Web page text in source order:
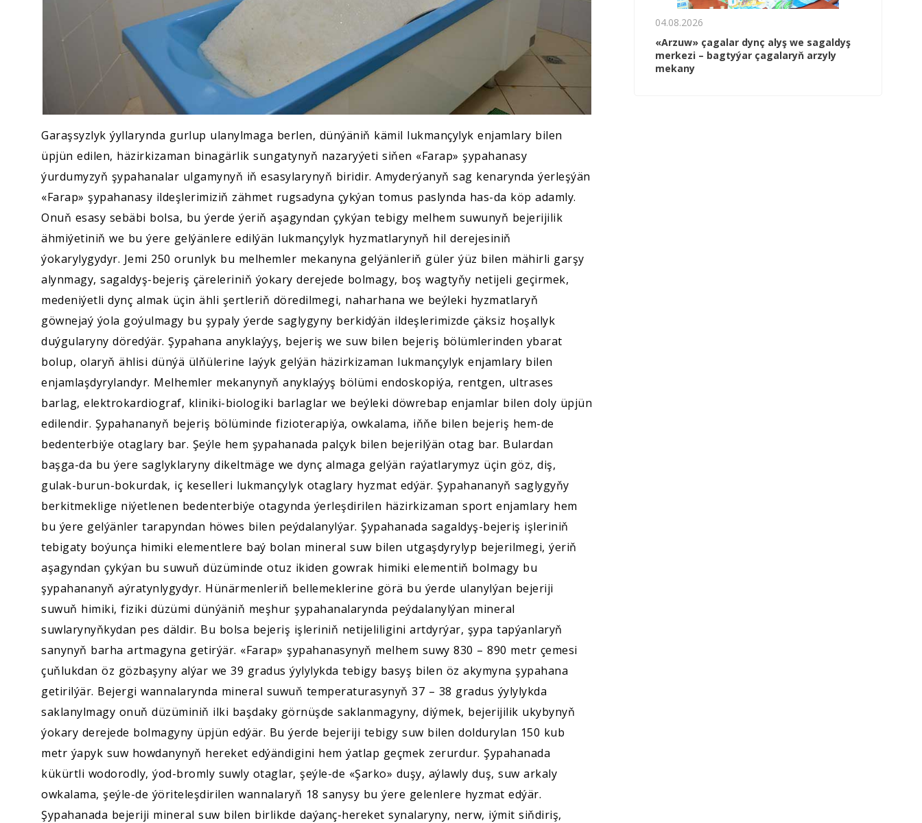
Garaşsyzlyk ýyllarynda gurlup ulanylmaga berlen, dünýäniň kämil lukmançylyk enjamlary bilen
üpjün edilen, häzirkizaman binagärlik sungatynyň nazaryýeti siňen «Farap» şypahanasy
ýurdumyzyň şypahanalar ulgamynyň iň esasylarynyň biridir. Amyderýanyň sag kenarynda ýerleşýän
«Farap» şypahanasy ildeşlerimiziň zähmet rugsadyna çykýan tomus paslynda has-da köp adamly.
Onuň esasy sebäbi bolsa, bu ýerde ýeriň aşagyndan çykýan tebigy melhem suwunyň bejerijilik
ähmiýetiniň we bu ýere gelýänlere edilýän lukmançylyk hyzmatlarynyň hil derejesiniň
ýokarylygydyr. Jemi 250 orunlyk bu melhemler mekanyna gelýänleriň güler ýüz bilen mähirli garşy
alynmagy, sagaldyş-bejeriş çäreleriniň ýokary derejede bolmagy, boş wagtyňy netijeli geçirmek,
medeniýetli dynç almak üçin ähli şertleriň döredilmegi, naharhana we beýleki hyzmatlaryň
göwnejaý ýola goýulmagy bu şypaly ýerde saglygyny berkidýän ildeşlerimizde çäksiz hoşallyk
duýgularyny döredýär. Şypahana anyklaýyş, bejeriş we suw bilen bejeriş bölümlerinden ybarat
bolup, olaryň ählisi dünýä ülňülerine laýyk gelýän häzirkizaman lukmançylyk enjamlary bilen
enjamlaşdyrylandyr. Melhemler mekanynyň anyklaýyş bölümi endoskopiýa, rentgen, ultrases
barlag, elektrokardiograf, kliniki-biologiki barlaglar we beýleki döwrebap enjamlar bilen doly üpjün
edilendir. Şypahananyň bejeriş bölüminde fizioterapiýa, owkalama, iňňe bilen bejeriş hem-de
bedenterbiýe otaglary bar. Şeýle hem şypahanada palçyk bilen bejerilýän otag bar. Bulardan
başga-da bu ýere saglyklaryny dikeltmäge we dynç almaga gelýän raýatlarymyz üçin göz, diş,
gulak-burun-bokurdak, iç keselleri lukmançylyk otaglary hyzmat edýär. Şypahananyň saglygyňy
berkitmeklige niýetlenen bedenterbiýe otagynda ýerleşdirilen häzirkizaman sport enjamlary hem
bu ýere gelýänler tarapyndan höwes bilen peýdalanylýar. Şypahanada sagaldyş-bejeriş işleriniň
tebigaty boýunça himiki elementlere baý bolan mineral suw bilen utgaşdyrylyp bejerilmegi, ýeriň
aşagyndan çykýan bu suwuň düzüminde otuz ikiden gowrak himiki elementiň bolmagy bu
şypahananyň aýratynlygydyr. Hünärmenleriň bellemeklerine görä bu ýerde ulanylýan bejeriji
suwuň himiki, fiziki düzümi dünýäniň meşhur şypahanalarynda peýdalanylýan mineral
suwlarynyňkydan pes däldir. Bu bolsa bejeriş işleriniň netijeliligini artdyrýar, şypa tapýanlaryň
sanynyň barha artmagyna getirýär. «Farap» şypahanasynyň melhem suwy 830 – 890 metr çemesi
çuňlukdan öz gözbaşyny alýar we 39 gradus ýylylykda tebigy basyş bilen öz akymyna şypahana
getirilýär. Bejergi wannalarynda mineral suwuň temperaturasynyň 37 – 38 gradus ýylylykda
saklanylmagy onuň düzüminiň ilki başdaky görnüşde saklanmagyny, diýmek, bejerijilik ukybynyň
ýokary derejede bolmagyny üpjün edýär. Bu ýerde bejeriji tebigy suw bilen doldurylan 150 kub
metr ýapyk suw howdanynyň hereket edýändigini hem ýatlap geçmek zerurdur. Şypahanada
kükürtli wodorodly, ýod-bromly suwly otaglar, şeýle-de «Şarko» duşy, aýlawly duş, suw arkaly
owkalama, şeýle-de ýöriteleşdirilen wannalaryň 18 sanysy bu ýere gelenlere hyzmat edýär.
Şypahanada bejeriji mineral suw bilen birlikde daýanç-hereket synalaryny, nerw, iýmit siňdiriş,
04.08.2026
«Arzuw» çagalar dynç alyş we sagaldyş
merkezi – bagtyýar çagalaryň arzyly
mekany